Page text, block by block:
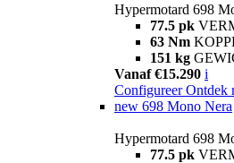
Hypermotard 698
77.5 pk
63 Nm
151 kg
Vanaf €15.290 i
Configureer Ontdek
new 698 Mono Nera
Hypermotard 698
77.5 pk